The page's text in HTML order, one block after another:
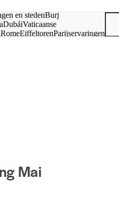
en stedenBurj
DubáiVaticaanse
RomeEiffeltorenParijservaringen
Mai